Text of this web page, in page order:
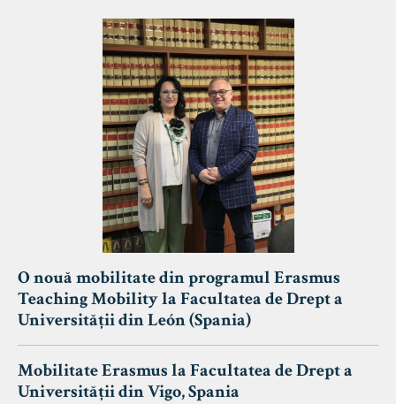
O nouă mobilitate din programul Erasmus
Teaching Mobility la Facultatea de Drept a
Universității din León (Spania)
Mobilitate Erasmus la Facultatea de Drept a
Universității din Vigo, Spania